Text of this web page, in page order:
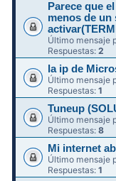
Parece que
menos de un
Último mensaje
Respuestas:2
la ip de
Último mensaje
Respuestas:1
Tuneup
Último mensaje
Respuestas:8
Mi internet
Último mensaje
Respuestas:1